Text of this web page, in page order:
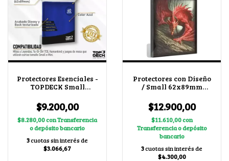
Protectores Esenciales -
TOPDECK Small
$9.200,00
$8.280,00conTransferencia
o depósito bancario
3cuotas sin interés de
$3.066,67
Protectores con Diseño
/ Small 62x89mm
$12.900,00
$11.610,00con
Transferencia o depósito
bancario
3cuotas sin interés de
$4.300,00